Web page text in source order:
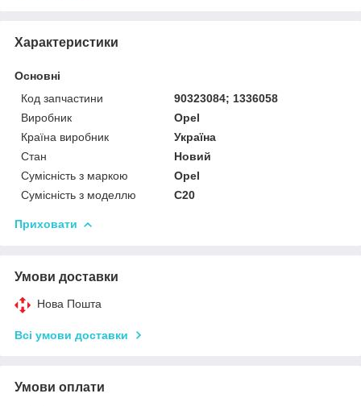
Характеристики
Основні
Код запчастини
90323084; 1336058
Виробник
Opel
Країна виробник
Україна
Стан
Новий
Сумісність з маркою
Opel
Сумісність з моделлю
C20
Приховати
Умови доставки
Нова Пошта
Всі умови доставки
Умови оплати